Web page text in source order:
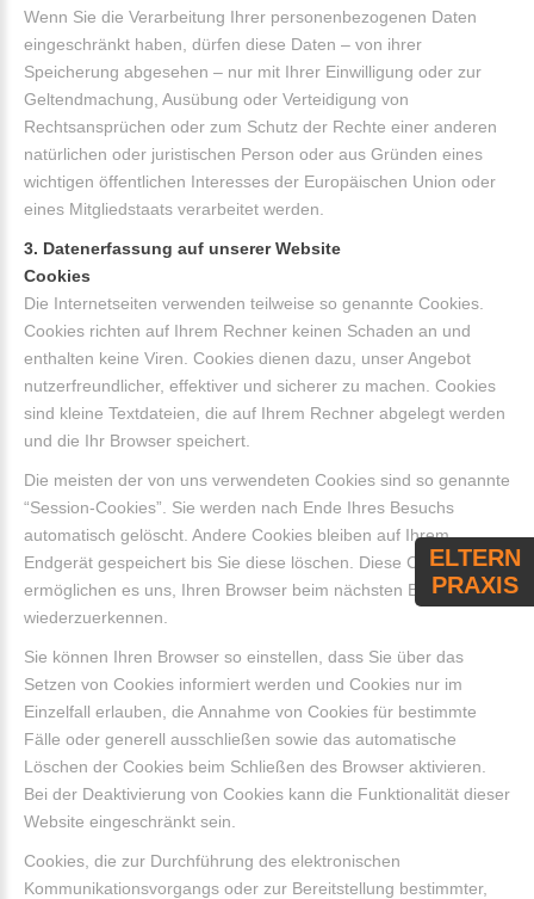
Wenn Sie die Verarbeitung Ihrer personenbezogenen Daten
eingeschränkt haben, dürfen diese Daten – von ihrer
Speicherung abgesehen – nur mit Ihrer Einwilligung oder zur
Geltendmachung, Ausübung oder Verteidigung von
Rechtsansprüchen oder zum Schutz der Rechte einer anderen
natürlichen oder juristischen Person oder aus Gründen eines
wichtigen öffentlichen Interesses der Europäischen Union oder
eines Mitgliedstaats verarbeitet werden.
3. Datenerfassung auf unserer Website
Cookies
Die Internetseiten verwenden teilweise so genannte Cookies.
Cookies richten auf Ihrem Rechner keinen Schaden an und
enthalten keine Viren. Cookies dienen dazu, unser Angebot
nutzerfreundlicher, effektiver und sicherer zu machen. Cookies
sind kleine Textdateien, die auf Ihrem Rechner abgelegt werden
und die Ihr Browser speichert.
Die meisten der von uns verwendeten Cookies sind so genannte
“Session-Cookies”. Sie werden nach Ende Ihres Besuchs
automatisch gelöscht. Andere Cookies bleiben auf Ihrem
Endgerät gespeichert bis Sie diese löschen. Diese Cookies
ermöglichen es uns, Ihren Browser beim nächsten Besuch
wiederzuerkennen.
Sie können Ihren Browser so einstellen, dass Sie über das
Setzen von Cookies informiert werden und Cookies nur im
Einzelfall erlauben, die Annahme von Cookies für bestimmte
Fälle oder generell ausschließen sowie das automatische
Löschen der Cookies beim Schließen des Browser aktivieren.
Bei der Deaktivierung von Cookies kann die Funktionalität dieser
Website eingeschränkt sein.
Cookies, die zur Durchführung des elektronischen
Kommunikationsvorgangs oder zur Bereitstellung bestimmter,
ELTERN
PRAXIS